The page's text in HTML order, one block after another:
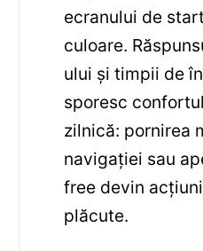
ecranului de
culoare.
ului și timpii de
sporesc
zilnică: pornirea
navigației sau
free devin
plăcute.